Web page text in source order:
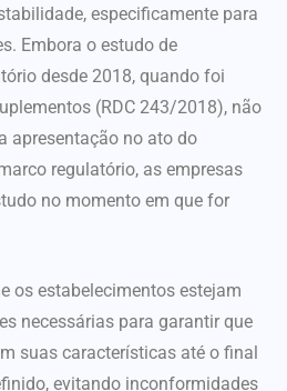
especificamente para
Embora o estudo de
desde 2018, quando foi
(RDC 243/2018), não
apresentação no ato do
regulatório, as empresas
no momento em que for
os estabelecimentos estejam
necessárias para garantir que
suas características até o final
evitando inconformidades